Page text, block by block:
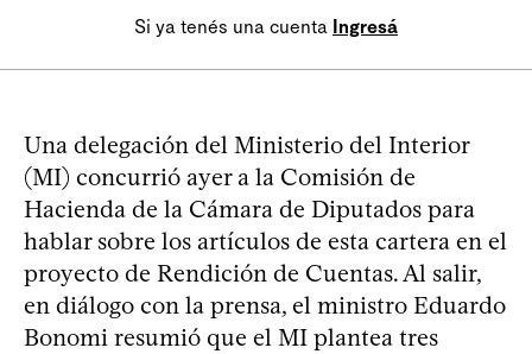
Si ya tenés una cuenta Ingresá
Una delegación del Ministerio del Interior
(MI) concurrió ayer a la Comisión de
Hacienda de la Cámara de Diputados para
hablar sobre los artículos de esta cartera en el
proyecto de Rendición de Cuentas. Al salir,
en diálogo con la prensa, el ministro Eduardo
Bonomi resumió que el MI plantea tres